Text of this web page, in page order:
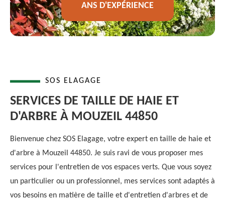
ANS D'EXPÉRIENCE
SOS ELAGAGE
SERVICES DE TAILLE DE HAIE ET
D'ARBRE À MOUZEIL 44850
Bienvenue chez SOS Elagage, votre expert en taille de haie et
d'arbre à Mouzeil 44850. Je suis ravi de vous proposer mes
services pour l'entretien de vos espaces verts. Que vous soyez
un particulier ou un professionnel, mes services sont adaptés à
vos besoins en matière de taille et d'entretien d'arbres et de